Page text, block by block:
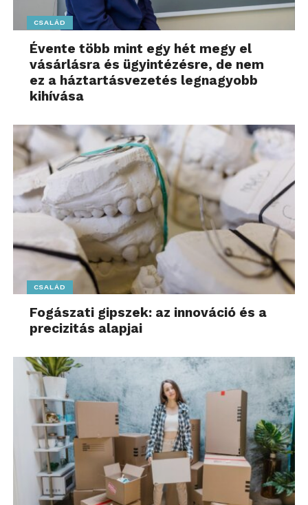
CSALÁD
Évente több mint egy hét megy el
vásárlásra és ügyintézésre, de nem
ez a háztartásvezetés legnagyobb
kihívása
CSALÁD
Fogászati gipszek: az innováció és a
precizitás alapjai